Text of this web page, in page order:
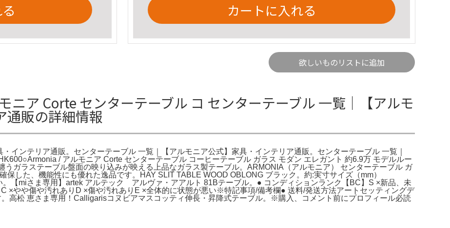
カートに入れる
欲しいものリストに追加
ア Corte センターテーブル コ センターテーブル 一覧｜【アルモ
通販の詳細情報
インテリア通販。センターテーブル 一覧｜【アルモニア公式】家具・インテリア通販。センターテーブル 一覧｜
/ アルモニア Corte センターテーブル コーヒーテーブル ガラス モダン エレガント 約6.9万 モデルルー
ガラステーブル盤面の映り込みが映える上品なガラス製テーブル。ARMONIA（アルモニア） センターテーブル ガ
保した、機能性にも優れた逸品です。HAY SLIT TABLE WOOD OBLONG ブラック。約:実寸サイズ（mm）
【miさま専用】artek アルテック アルヴァ・アアルト 81Bテーブル。● コンディションランク【BC】S ×新品、未
×やや傷や汚れありD ×傷や汚れありE ×全体的に状態が悪い※特記事項/備考欄● 送料/発送方法アートセッティングデ
高松 恵さま専用！Calligarisコヌビアマスコッティ伸長・昇降式テーブル。※購入、コメント前にプロフィール必読